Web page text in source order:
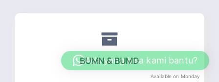
BUMN & BUMD
Ada yang bisa kami bantu?
Available on Monday